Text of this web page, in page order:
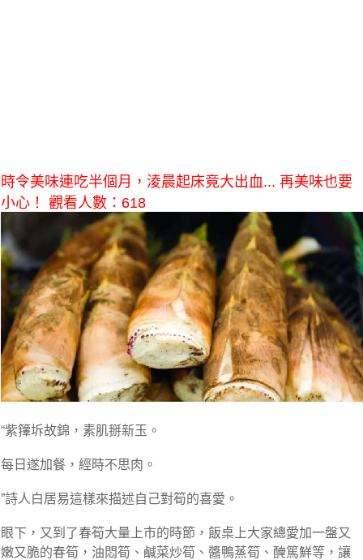
時令美味連吃半個月，淩晨起床竟大出血... 再美味也要
小心！ 觀看人數：618
“紫籜坼故錦，素肌掰新玉。
每日遂加餐，經時不思肉。
”詩人白居易這樣來描述自己對筍的喜愛。
眼下，又到了春筍大量上市的時節，飯桌上大家總愛加一盤又
嫩又脆的春筍，油悶筍、鹹菜炒筍、醬鴨蒸筍、醃篤鮮等，讓